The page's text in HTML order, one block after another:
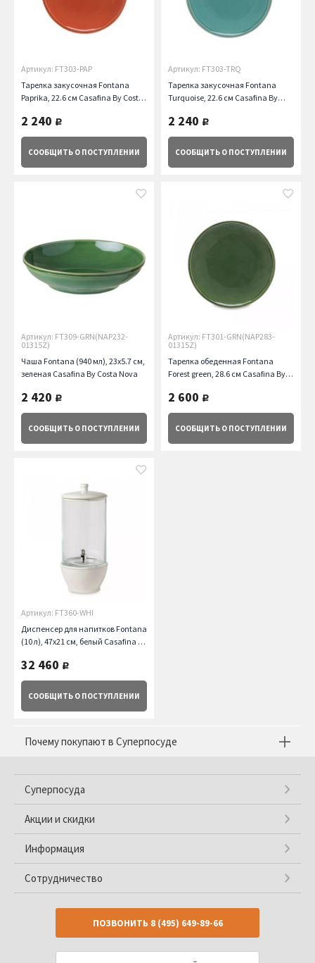
Артикул: FT303-PAP
Тарелка закусочная Fontana
Paprika, 22.6 см Casafina By Costa
2 240 руб.
СООБЩИТЬ О ПОСТУПЛЕНИИ
Артикул: FT303-TRQ
Тарелка закусочная Fontana
Turquoise, 22.6 см Casafina By
2 240 руб.
СООБЩИТЬ О ПОСТУПЛЕНИИ
Артикул: FT309-GRN(NAP232-
01315Z)
Чаша Fontana (940 мл), 23х5.7 см,
зеленая Casafina By Costa Nova
2 420 руб.
СООБЩИТЬ О ПОСТУПЛЕНИИ
Артикул: FT301-GRN(NAP283-
01315Z)
Тарелка обеденная Fontana
Forest green, 28.6 см Casafina By
2 600 руб.
СООБЩИТЬ О ПОСТУПЛЕНИИ
Артикул: FT360-WHI
Диспенсер для напитков Fontana
(10 л), 47х21 см, белый Casafina By
32 460 руб.
СООБЩИТЬ О ПОСТУПЛЕНИИ
Почему покупают в Суперпосуде
Суперпосуда
Акции и скидки
Информация
Сотрудничество
ПОЗВОНИТЬ 8 (495) 649-89-66